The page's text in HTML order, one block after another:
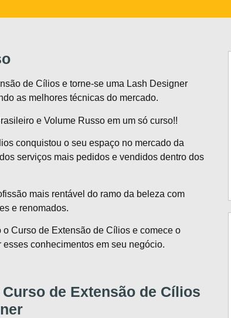
de Cílios e torne-se uma Lash Designer
as melhores técnicas do mercado.
e Volume Russo em um só curso!!
conquistou o seu espaço no mercado da
serviços mais pedidos e vendidos dentro dos
mais rentável do ramo da beleza com
e renomados.
o Curso de Extensão de Cílios e comece o
conhecimentos em seu negócio.
de Extensão de Cílios